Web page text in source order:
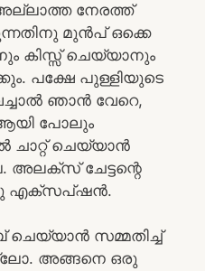
അല്ലാത്ത നേരത്ത്
മുൻപ് ഒക്കെ
കിസ്സ് ചെയ്യാനും
പക്ഷേ പുള്ളിയുടെ
ഞാൻ വേറെ,
പോലും
ചെയ്യാൻ
അലക്സ്‌ ചേട്ടന്റെ
എക്സപ്ഷൻ.
സമ്മതിച്ച്
അങ്ങനെ ഒരു